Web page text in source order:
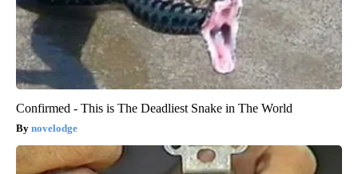
Confirmed - This is The Deadliest Snake in The World
novelodge